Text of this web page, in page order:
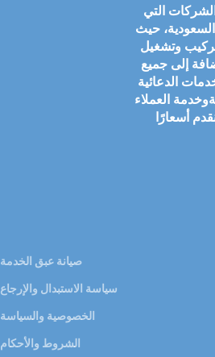
التي
حيث
وتشغيل
إلى جميع
الدعائية
العملاء
أسعارًا
صيانة عبق الخدمة
سياسة الاستبدال والإرجاع
الخصوصية والسياسة
الشروط والأحكام